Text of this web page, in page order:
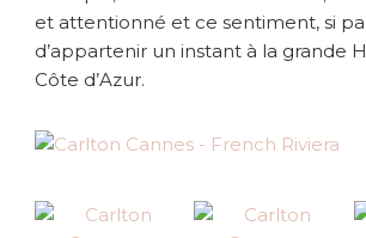
a
et attentionné et ce sentiment, si
d’appartenir un instant à la grande
Côte d’Azur.